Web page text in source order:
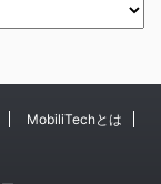
MobiliTechとは